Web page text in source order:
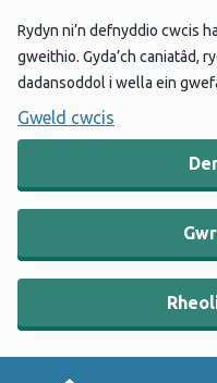
Rydyn ni’n defnyddio cwcis
gweithio. Gyda’ch caniatâd,
dadansoddol i wella ein
Gweld cwcis